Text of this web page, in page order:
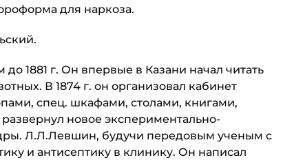
для нар­коза.
1881 г. Он впер­вые в Казани начал читать
В 1874 г. он организовал кабинет
спец. шкафами, столами, книгами,
новое экс­периментально-
Л.Л.Левшин, будучи передовым ученым с
и антисептику в клинику. Он написал